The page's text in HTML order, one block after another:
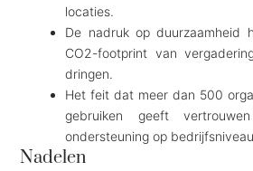
locaties.
De nadruk op duurzaamheid
CO2-footprint van
dringen.
Het feit dat meer dan 500
gebruiken geeft
ondersteuning op
Nadelen